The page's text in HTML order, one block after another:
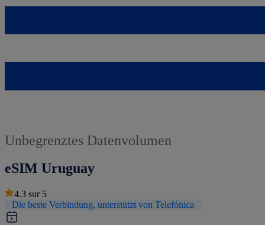
Unbegrenztes Datenvolumen
eSIM Uruguay
4.3 sur 5
Die beste Verbindung, unterstützt von Telefónica